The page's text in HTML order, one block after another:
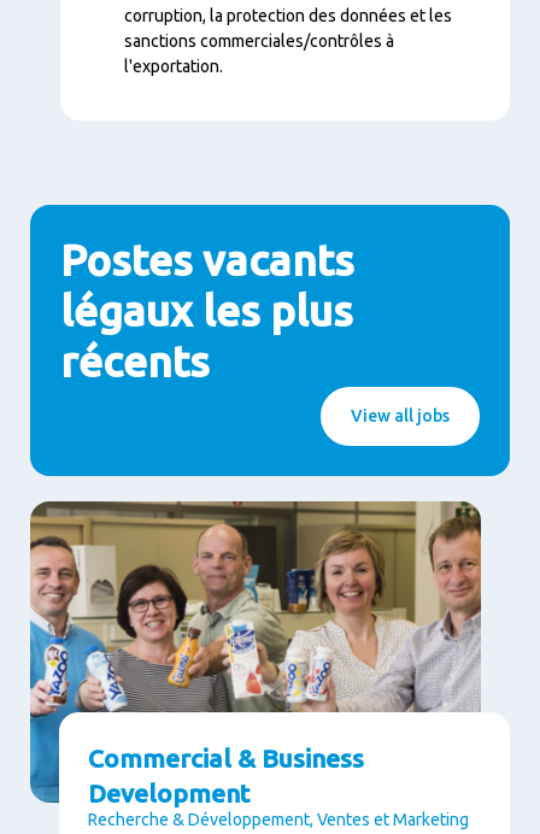
corruption, la protection des données et les
sanctions commerciales/contrôles à
l'exportation.
Postes vacants
légaux les plus
récents
View all jobs
Commercial & Business
Development
Recherche & Développement, Ventes et Marketing